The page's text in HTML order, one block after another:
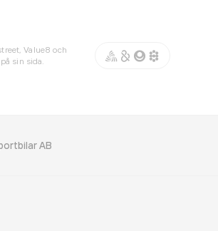
Value8 och
sin sida.
AB